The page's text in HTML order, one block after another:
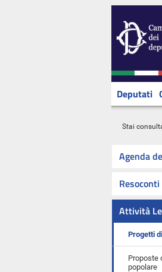
Deputati
Stai
Agenda
Resoconti
Attività
Progetti
Proposte
popolare